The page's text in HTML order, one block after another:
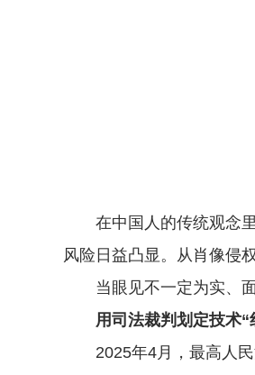
在中国人的传统观念里
风险日益凸显。从肖像侵
当眼见不一定为实、面
用司法裁判划定技术“
2025年4月，最高人民